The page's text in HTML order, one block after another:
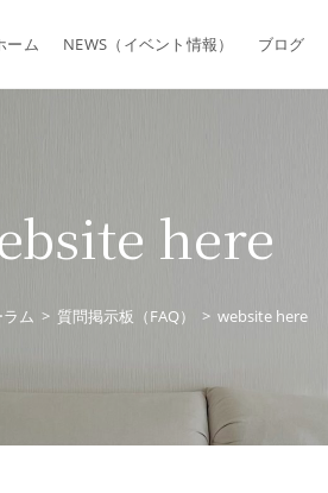
ーム NEWS（イベント情報） ブログ
here
ム > 質問掲示板（FAQ） > website here